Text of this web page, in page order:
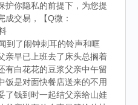
护你隐私的前提下，为您提
成交易，【Q微：
到了闹钟刺耳的铃声和哐
亲早已上班去了床头总搁着
有白花花的豆浆父亲中午留
饭是对面快餐店送来的不用
了钱到时一起结父亲给山娃